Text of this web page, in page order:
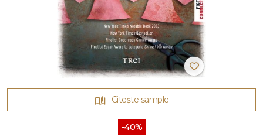
Citește sample
-40%